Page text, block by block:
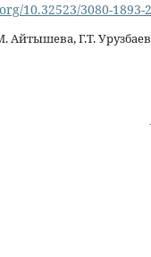
10.32523/3080-1893-
Айтышева, Г.Т.